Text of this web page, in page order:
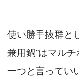
使い勝手抜群と
兼用鍋”はマル
一つと言ってい